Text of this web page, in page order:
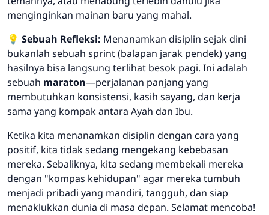
menginginkan mainan baru yang mahal.
💡 Sebuah Refleksi: Menanamkan disiplin sejak dini
bukanlah sebuah sprint(balapan jarak pendek) yang
hasilnya bisa langsung terlihat besok pagi. Ini adalah
sebuah maraton—perjalanan panjang yang
membutuhkan konsistensi, kasih sayang, dan kerja
sama yang kompak antara Ayah dan Ibu.
Ketika kita menanamkan disiplin dengan cara yang
positif, kita tidak sedang mengekang kebebasan
mereka. Sebaliknya, kita sedang membekali mereka
dengan "kompas kehidupan" agar mereka tumbuh
menjadi pribadi yang mandiri, tangguh, dan siap
menaklukkan dunia di masa depan. Selamat mencoba!